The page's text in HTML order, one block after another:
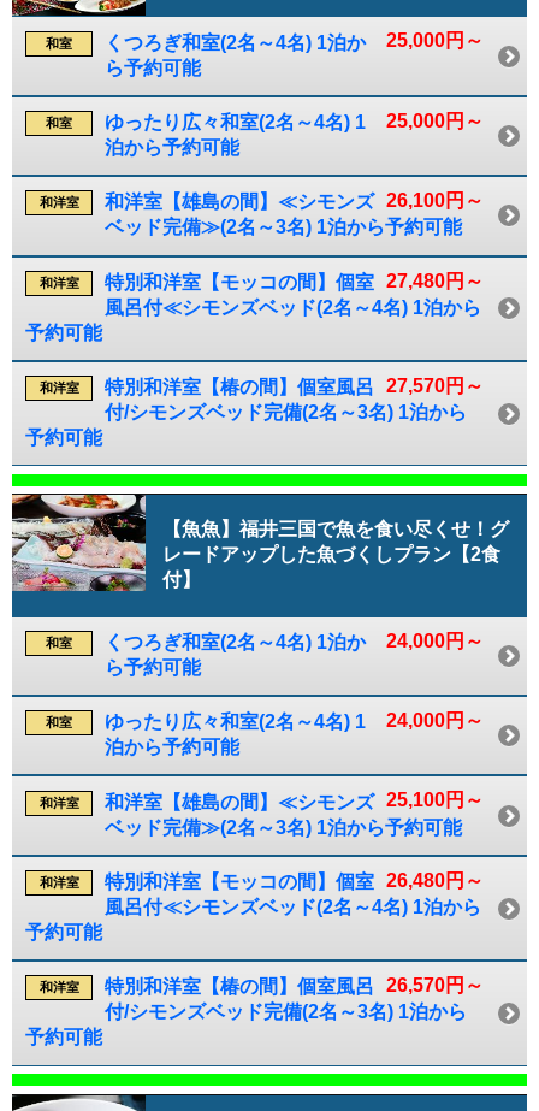
25,000円～
和室
くつろぎ和室(2名～4名) 1泊か
ら予約可能
25,000円～
和室
ゆったり広々和室(2名～4名) 1
泊から予約可能
26,100円～
和洋室
和洋室【雄島の間】≪シモンズ
ベッド完備≫(2名～3名) 1泊から予約可能
27,480円～
和洋室
特別和洋室【モッコの間】個室
風呂付≪シモンズベッド(2名～4名) 1泊から
予約可能
27,570円～
和洋室
特別和洋室【椿の間】個室風呂
付/シモンズベッド完備(2名～3名) 1泊から
予約可能
【魚魚】福井三国で魚を食い尽くせ！グ
レードアップした魚づくしプラン【2食
付】
24,000円～
和室
くつろぎ和室(2名～4名) 1泊か
ら予約可能
24,000円～
和室
ゆったり広々和室(2名～4名) 1
泊から予約可能
25,100円～
和洋室
和洋室【雄島の間】≪シモンズ
ベッド完備≫(2名～3名) 1泊から予約可能
26,480円～
和洋室
特別和洋室【モッコの間】個室
風呂付≪シモンズベッド(2名～4名) 1泊から
予約可能
26,570円～
和洋室
特別和洋室【椿の間】個室風呂
付/シモンズベッド完備(2名～3名) 1泊から
予約可能